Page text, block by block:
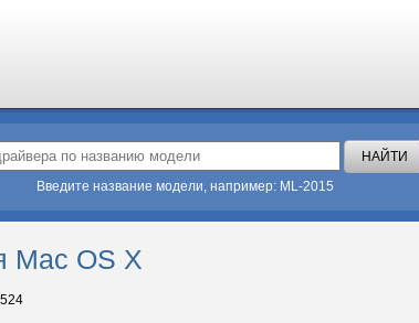
Введите название модели, например: ML-2015
Mac OS X